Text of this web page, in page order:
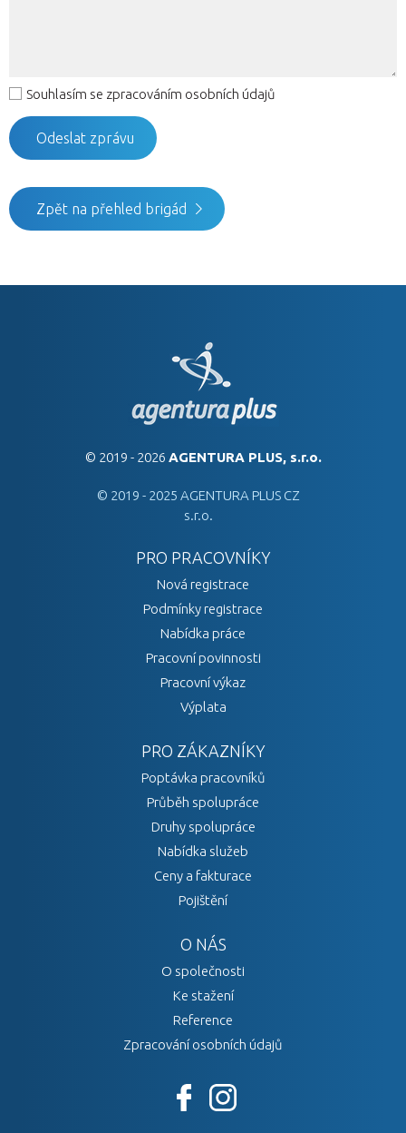
Souhlasím se zpracováním osobních údajů
Zpět na přehled brigád
© 2019 - 2026 AGENTURA PLUS, s.r.o.
© 2019 - 2025 AGENTURA PLUS CZ
s.r.o.
PRO PRACOVNÍKY
Nová registrace
Podmínky registrace
Nabídka práce
Pracovní povinnosti
Pracovní výkaz
Výplata
PRO ZÁKAZNÍKY
Poptávka pracovníků
Průběh spolupráce
Druhy spolupráce
Nabídka služeb
Ceny a fakturace
Pojištění
O NÁS
O společnosti
Ke stažení
Reference
Zpracování osobních údajů